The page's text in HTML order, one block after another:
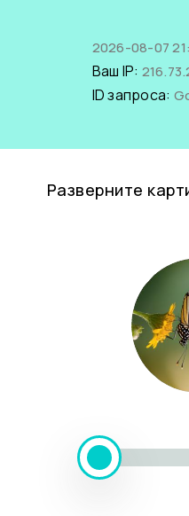
2026-08-07
Ваш IP:
ID запроса:
Разверните